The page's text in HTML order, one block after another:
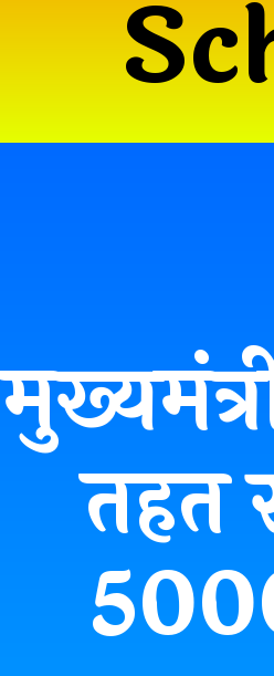
तहत